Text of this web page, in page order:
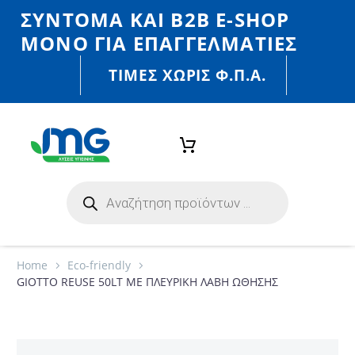
ΣΎΝΤΟΜΑ ΚΑΙ Β2Β E-SHOP
MONO ΓΙΑ ΕΠΑΓΓΕΛΜΑΤΊΕΣ
ΤΙΜΈΣ ΧΩΡΙΣ Φ.Π.Α.
Home
Eco-friendly
GIOTTO REUSE 50LT ΜΕ ΠΛΕΥΡΙΚΗ ΛΑΒΗ ΩΘΗΣΗΣ